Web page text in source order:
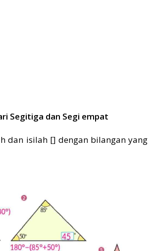
Segitiga dan Segi empat
dan isilah [] dengan bilangan yang